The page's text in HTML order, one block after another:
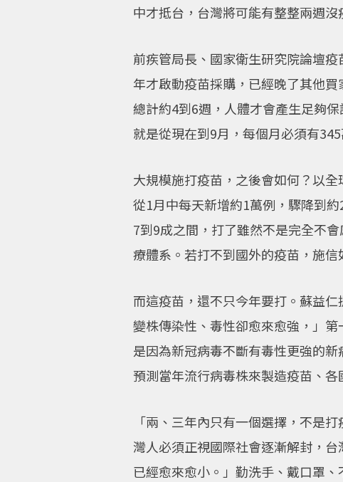
中才抵台，台灣將可能有整整兩週沒
前疾管局長、國家衛生研究院論壇
年才啟動疫苗採購，已經晚了其他
總計約4到6週，人體才會產生足夠
就是從現在到9月，每個月必須有345
大規模施打疫苗，之後會如何？以
從1月中每天新增約1萬例，驟降到
7到9成之間，打了雖然不是完全不
療體系。若打不到國外的疫苗，施
而這疫苗，還不只今年要打。蘇益
變株傳染性、毒性卻愈來愈強，」
是因為新冠病毒不斷有毒性更強的
預測當年流行病毒株來製造疫苗、
「兩、三年內只有一個選擇，不是
灣人必須正視國際社會逐漸解封，
已經愈來愈小。」勤洗手、戴口罩